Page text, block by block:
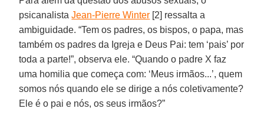
psicanalistaJean-Pierre Winter [2] ressalta a
ambiguidade. “Tem os padres, os bispos, o papa, mas
também os padres da Igreja e Deus Pai: tem ‘pais’ por
toda a parte!”, observa ele. “Quando o padre X faz
uma homilia que começa com: ‘Meus irmãos...’, quem
somos nós quando ele se dirige a nós coletivamente?
Ele é o pai e nós, os seus irmãos?”